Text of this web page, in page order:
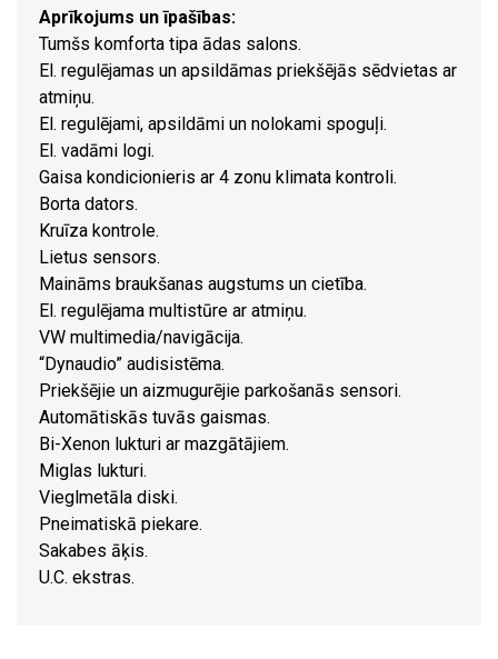
Aprīkojums un īpašības:
Tumšs komforta tipa ādas salons.
El. regulējamas un apsildāmas priekšējās sēdvietas ar
atmiņu.
El. regulējami, apsildāmi un nolokami spoguļi.
El. vadāmi logi.
Gaisa kondicionieris ar 4 zonu klimata kontroli.
Borta dators.
Kruīza kontrole.
Lietus sensors.
Maināms braukšanas augstums un cietība.
El. regulējama multistūre ar atmiņu.
VW multimedia/navigācija.
“Dynaudio” audisistēma.
Priekšējie un aizmugurējie parkošanās sensori.
Automātiskās tuvās gaismas.
Bi-Xenon lukturi ar mazgātājiem.
Miglas lukturi.
Vieglmetāla diski.
Pneimatiskā piekare.
Sakabes āķis.
U.C. ekstras.